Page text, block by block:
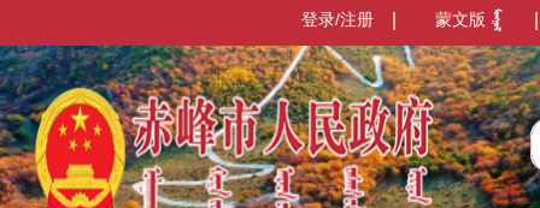
蒙文版
登录/注册